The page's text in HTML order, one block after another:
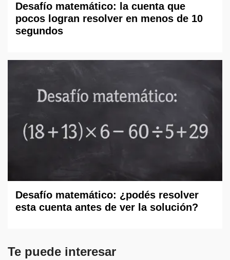
Desafío matemático: la cuenta que
pocos logran resolver en menos de 10
segundos
Desafío matemático: ¿podés resolver
esta cuenta antes de ver la solución?
Te puede interesar